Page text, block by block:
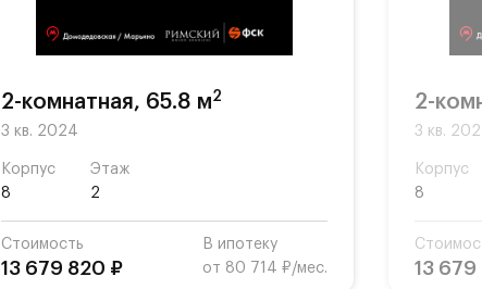
2-комнатная, 65.8 м2
3 кв. 2024
Корпус
8
Этаж
2
Стоимость
13 679 820 ₽
В ипотеку
от 80 714 ₽/мес.
2-
3 кв.
Корпус
8
13